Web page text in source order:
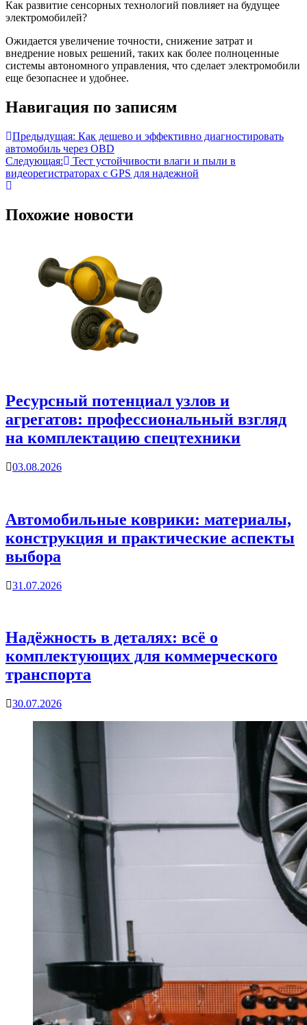
Как развитие сенсорных технологий повлияет на будущее
электромобилей?
Ожидается увеличение точности, снижение затрат и
внедрение новых решений, таких как более полноценные
системы автономного управления, что сделает электромобили
еще безопаснее и удобнее.
Навигация по записям
Предыдущая: Как дешево и эффективно диагностировать
автомобиль через OBD
Следующая:
Тест устойчивости влаги и пыли в
видеорегистраторах с GPS для надежной
Похожие новости
Ресурсный потенциал узлов и
агрегатов: профессиональный взгляд
на комплектацию спецтехники
03.08.2026
Автомобильные коврики: материалы,
конструкция и практические аспекты
выбора
31.07.2026
Надёжность в деталях: всё о
комплектующих для коммерческого
транспорта
30.07.2026